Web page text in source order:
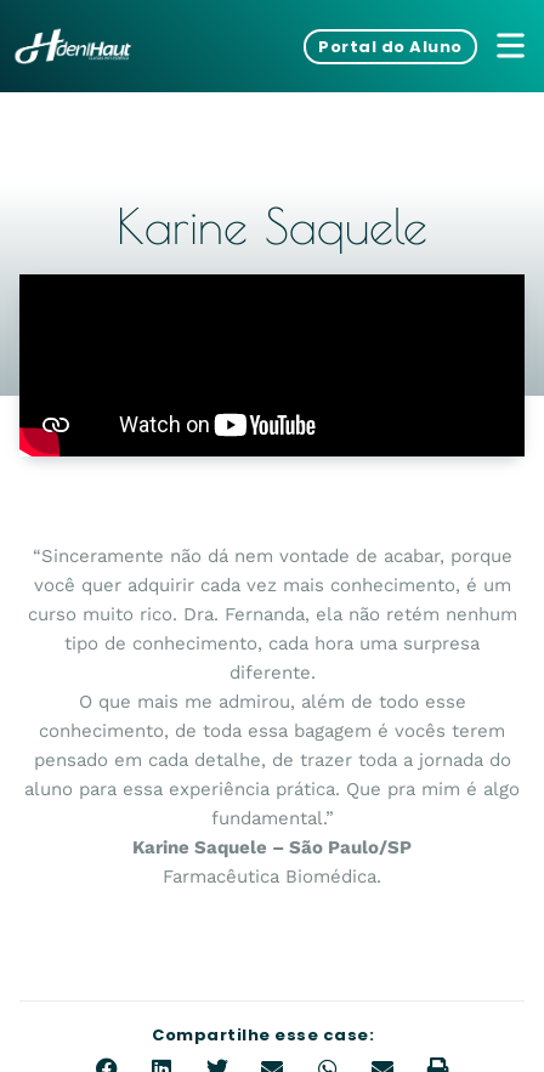
Portal do Aluno
Karine Saquele
“Sinceramente não dá nem vontade de acabar, porque
você quer adquirir cada vez mais conhecimento, é um
curso muito rico. Dra. Fernanda, ela não retém nenhum
tipo de conhecimento, cada hora uma surpresa
diferente.
O que mais me admirou, além de todo esse
conhecimento, de toda essa bagagem é vocês terem
pensado em cada detalhe, de trazer toda a jornada do
aluno para essa experiência prática. Que pra mim é algo
fundamental.”
Karine Saquele – São Paulo/SP
Farmacêutica Biomédica.
Compartilhe esse case: